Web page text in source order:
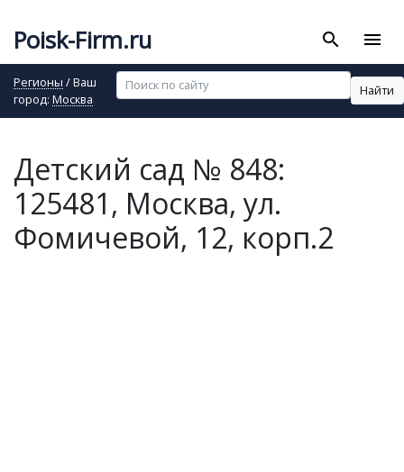
Poisk-Firm.ru search menu
Регионы / Ваш
город: Москва
Найти
Детский сад № 848:
125481, Москва, ул.
Фомичевой, 12, корп.2